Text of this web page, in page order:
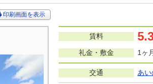
印刷画面を表示
賃料
礼金・敷金
1ヶ
交通 あ